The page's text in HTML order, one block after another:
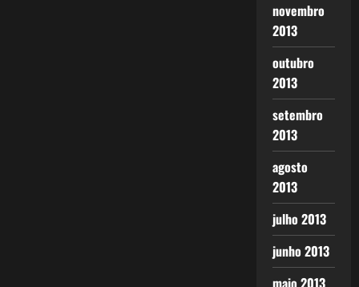
novembro
2013
outubro
2013
setembro
2013
agosto
2013
julho 2013
junho 2013
maio 2013